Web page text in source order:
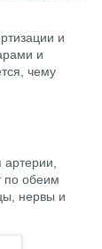
и
и
чему
по обеим
нервы и